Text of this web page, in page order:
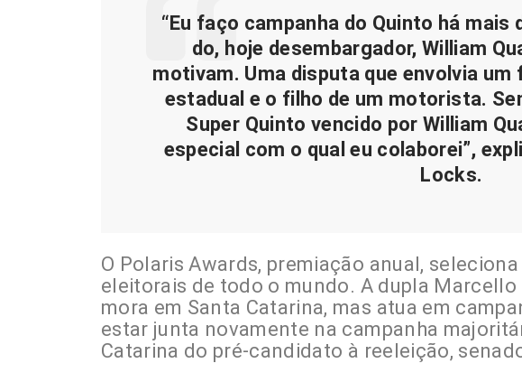
“Eu faço campanha do Quinto há
do, hoje desembargador, William
motivam. Uma disputa que envolvia um
estadual e o filho de um motorista.
Super Quinto vencido por William
especial com o qual eu colaborei”,
Locks.
O Polaris Awards, premiação anual,
eleitorais de todo o mundo. A dupla
mora em Santa Catarina, mas atua em
estar junta novamente na campanha
Catarina do pré-candidato à reeleição,